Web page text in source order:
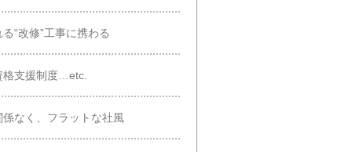
“改修”工事に携わる
格支援制度…etc.
係なく、フラットな社風